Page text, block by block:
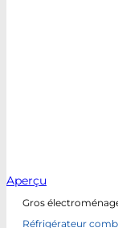
Aperçu
Gros
Réfrigérateur